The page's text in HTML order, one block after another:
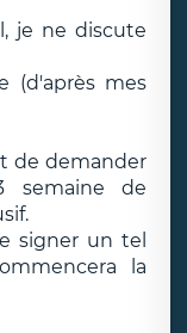
je ne discute
(d'après mes
de demander
semaine de
signer un tel
la